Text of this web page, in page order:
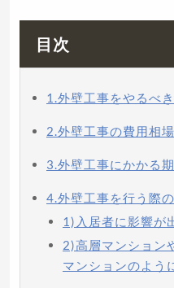
目次
1.外壁工事をやるべ
2.外壁工事の費用相
3.外壁工事にかかる
4.外壁工事を行う際
1)入居者に影響が
2)高層マンション
マンションのよう